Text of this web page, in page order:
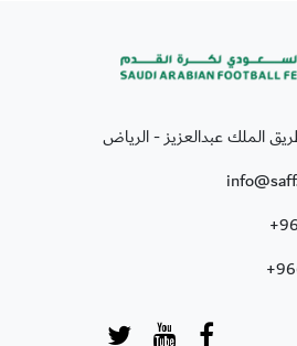
الملك عبدالعزيز - الرياض